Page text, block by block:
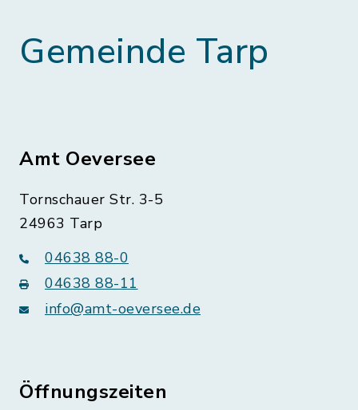
Gemeinde Tarp
Amt Oeversee
Tornschauer Str. 3-5
24963 Tarp
04638 88-0
04638 88-11
info@amt-oeversee.de
Öffnungszeiten